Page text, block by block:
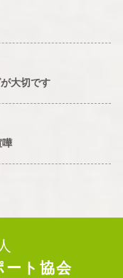
大切です
嘩
ート協会